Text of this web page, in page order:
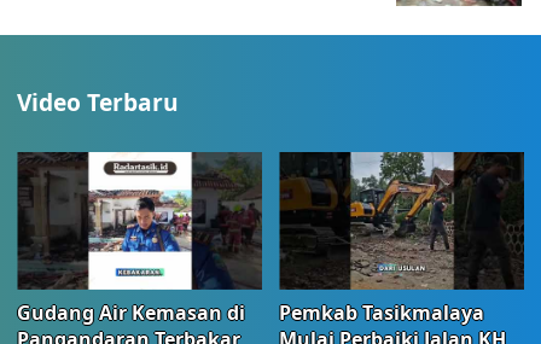
Video Terbaru
Gudang Air Kemasan di
Pemkab Tasikmalaya